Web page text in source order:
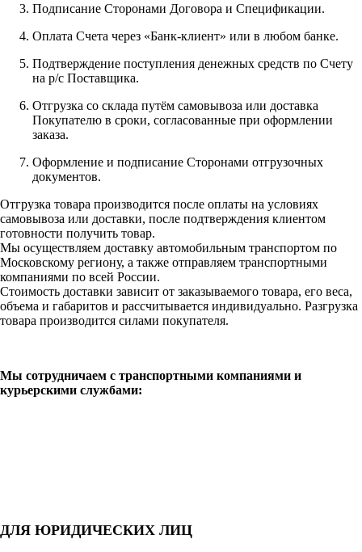
Подписание Сторонами Договора и Спецификации.
Оплата Счета через «Банк-клиент» или в любом банке.
Подтверждение поступления денежных средств по Счету
на р/с Поставщика.
Отгрузка со склада путём самовывоза или доставка
Покупателю в сроки, согласованные при оформлении
заказа.
Оформление и подписание Сторонами отгрузочных
документов.
Отгрузка товара производится после оплаты на условиях
самовывоза или доставки, после подтверждения клиентом
готовности получить товар.
Мы осуществляем доставку автомобильным транспортом по
Московскому региону, а также отправляем транспортными
компаниями по всей России.
Стоимость доставки зависит от заказываемого товара, его веса,
объема и габаритов и рассчитывается индивидуально. Разгрузка
товара производится силами покупателя.
Мы сотрудничаем с транспортными компаниями и
курьерскими службами:
ДЛЯ ЮРИДИЧЕСКИХ ЛИЦ